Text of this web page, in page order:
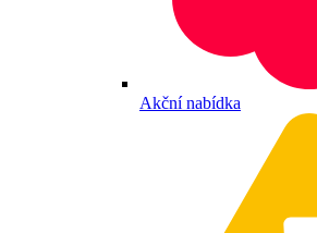
Akční nabídka